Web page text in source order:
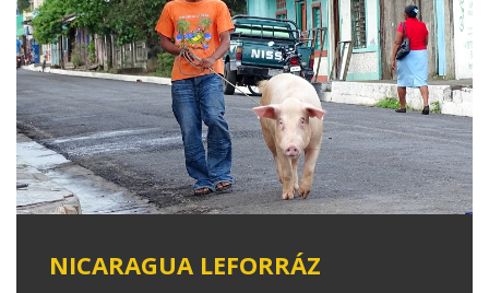
NICARAGUA LEFORRÁZ